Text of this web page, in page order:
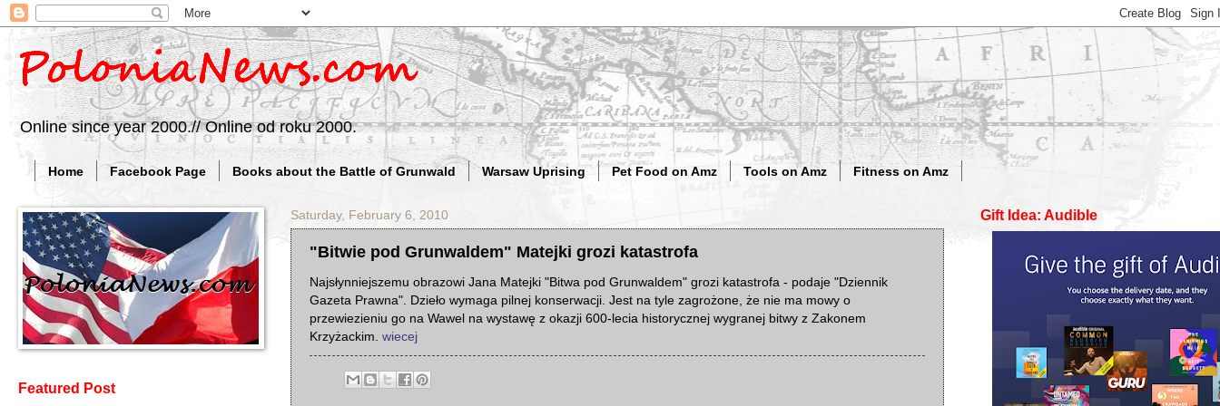
Online since year 2000.// Online od roku 2000.
Home Facebook Page Books about the Battle of Grunwald Warsaw Uprising Pet Food on Amz Tools on Amz Fitness on Amz
Saturday, February 6, 2010
"Bitwie pod Grunwaldem" Matejki grozi katastrofa
Najsłynniejszemu obrazowi Jana Matejki "Bitwa pod Grunwaldem" grozi katastrofa - podaje "Dziennik
Gazeta Prawna". Dzieło wymaga pilnej konserwacji. Jest na tyle zagrożone, że nie ma mowy o
przewiezieniu go na Wawel na wystawę z okazji 600-lecia historycznej wygranej bitwy z Zakonem
Krzyżackim. wiecej
Featured Post
Gift Idea: Audible